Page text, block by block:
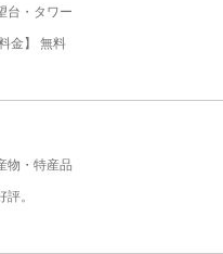
台・タワー
金】 無料
物・特産品
。